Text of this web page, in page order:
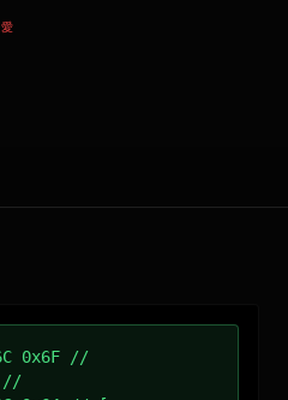
0x6F //
//